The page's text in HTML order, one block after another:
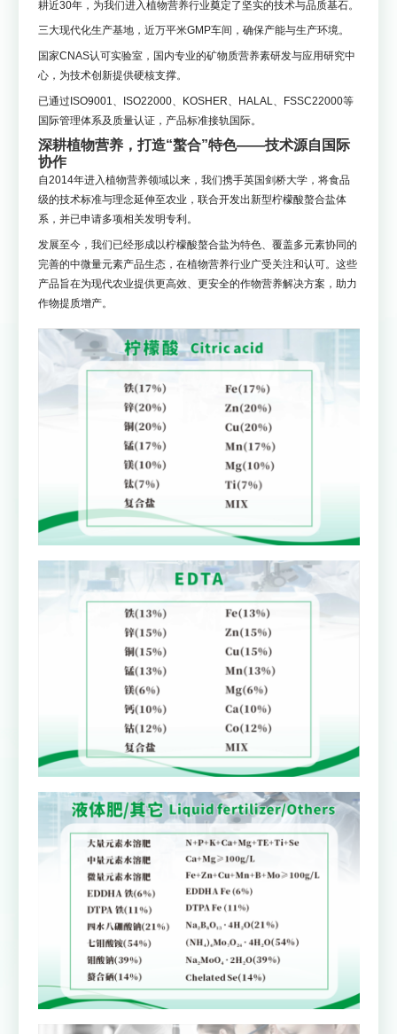
耕近30年，为我们进入植物营养行业奠定了坚实的技术与品质基石。
三大现代化生产基地，近万平米GMP车间，确保产能与生产环境。
国家CNAS认可实验室，国内专业的矿物质营养素研发与应用研究中
心，为技术创新提供硬核支撑。
已通过ISO9001、ISO22000、KOSHER、HALAL、FSSC22000等
国际管理体系及质量认证，产品标准接轨国际。
深耕植物营养，打造“螯合”特色——技术源自国际
协作
自2014年进入植物营养领域以来，我们携手英国剑桥大学，将食品
级的技术标准与理念延伸至农业，联合开发出新型柠檬酸螯合盐体
系，并已申请多项相关发明专利。
发展至今，我们已经形成以柠檬酸螯合盐为特色、覆盖多元素协同的
完善的中微量元素产品生态，在植物营养行业广受关注和认可。这些
产品旨在为现代农业提供更高效、更安全的作物营养解决方案，助力
作物提质增产。